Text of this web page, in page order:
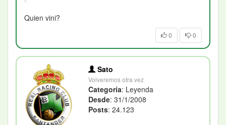
Quien vini?
0 0
Sato
Volveremos otra vez
Categoría: Leyenda
Desde: 31/1/2008
Posts: 24.123